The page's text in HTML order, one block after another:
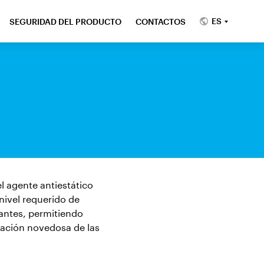
SEGURIDAD DEL PRODUCTO CONTACTOS ES
agente antiestático
requerido de
permitiendo
novedosa de las